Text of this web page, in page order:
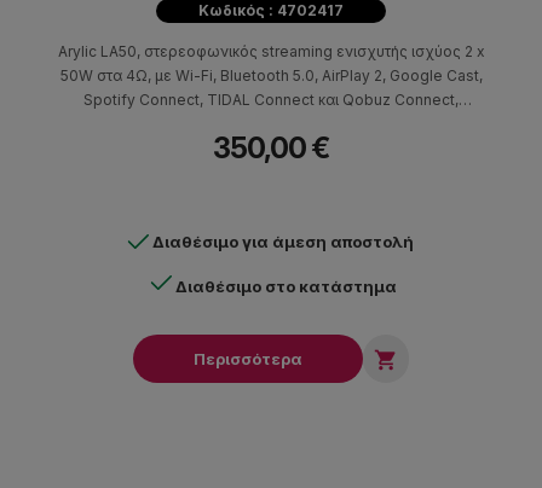
Κωδικός : 4702417
Arylic LA50, στερεοφωνικός streaming ενισχυτής ισχύος 2 x
50W στα 4Ω, με Wi-Fi, Bluetooth 5.0, AirPlay 2, Google Cast,
Spotify Connect, TIDAL Connect και Qobuz Connect,
δημιουργία σύγχρονων stereo ή 2.1 συστημάτων ήχου.
350,00 €
Διαθέσιμο για άμεση αποστολή
Διαθέσιμο στο κατάστημα
Περισσότερα 